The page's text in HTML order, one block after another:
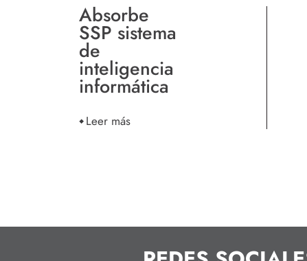
Absorbe
SSP sistema
de
inteligencia
informática
Leer más